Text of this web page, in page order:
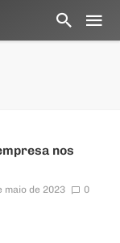
nos
maio de 2023 0